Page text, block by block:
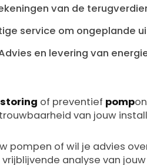
van de
service om ongeplande
en levering van
of preventief pomp
van jouw
pompen of wil je advies
analyse van